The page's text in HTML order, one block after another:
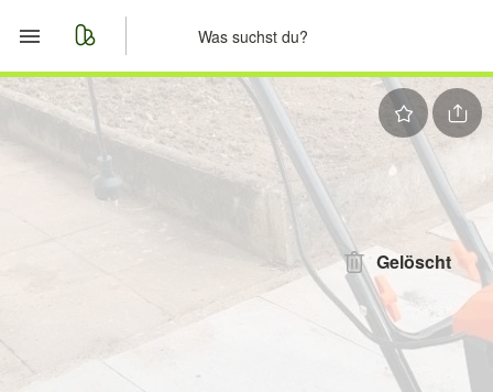
Start
Merkliste
Nachrichten
Gelöscht